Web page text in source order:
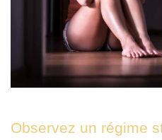
Observez un régime